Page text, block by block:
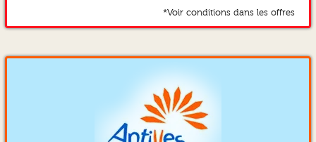
*Voir conditions dans les offres